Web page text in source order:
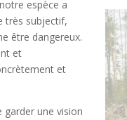
espèce a
très subjectif,
être dangereux.
et
et
garder une vision